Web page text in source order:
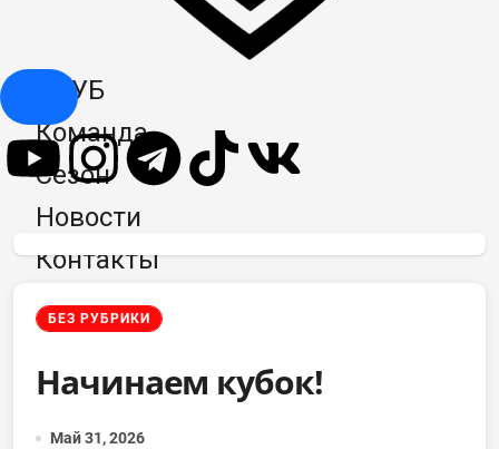
КЛУБ
Команда
Сезон
Новости
Контакты
Hamburger Toggle Menu
БЕЗ РУБРИКИ
Начинаем кубок!
Май 31, 2026